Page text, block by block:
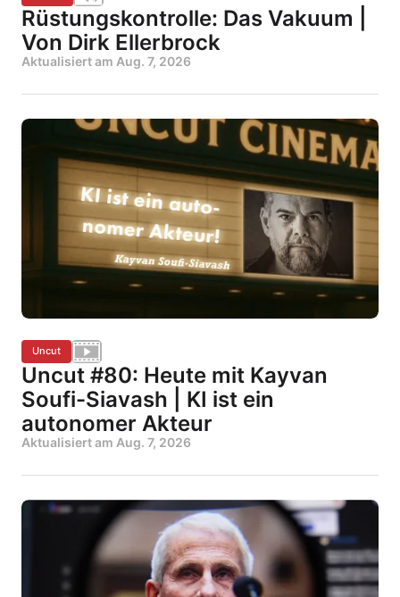
Rüstungskontrolle: Das Vakuum |
Von Dirk Ellerbrock
Aktualisiert am Aug. 7, 2026
Uncut
Uncut #80: Heute mit Kayvan
Soufi-Siavash | KI ist ein
autonomer Akteur
Aktualisiert am Aug. 7, 2026